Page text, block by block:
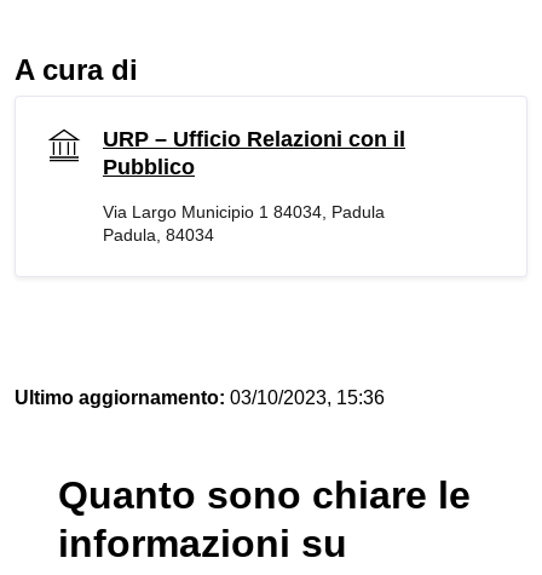
A cura di
URP – Ufficio Relazioni con il
Pubblico
Via Largo Municipio 1 84034, Padula
Padula, 84034
Ultimo aggiornamento: 03/10/2023, 15:36
Quanto sono chiare le
informazioni su